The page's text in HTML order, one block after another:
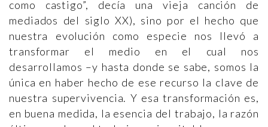
como castigo”, decía una vieja canción de
mediados del siglo XX), sino por el hecho que
nuestra evolución como especie nos llevó a
transformar el medio en el cual nos
desarrollamos –y hasta donde se sabe, somos la
única en haber hecho de ese recurso la clave de
nuestra supervivencia. Y esa transformación es,
en buena medida, la esencia del trabajo, la razón